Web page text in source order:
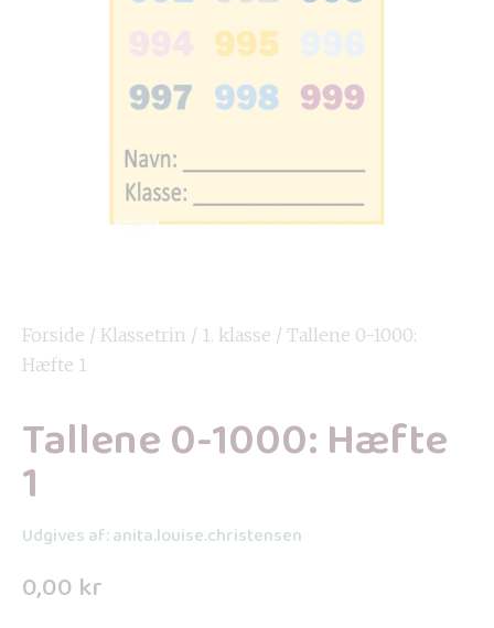
Forside / Klassetrin / 1. klasse / Tallene 0-1000:
Hæfte 1
Tallene 0-1000: Hæfte
1
Udgives af: anita.louise.christensen
0,00 kr